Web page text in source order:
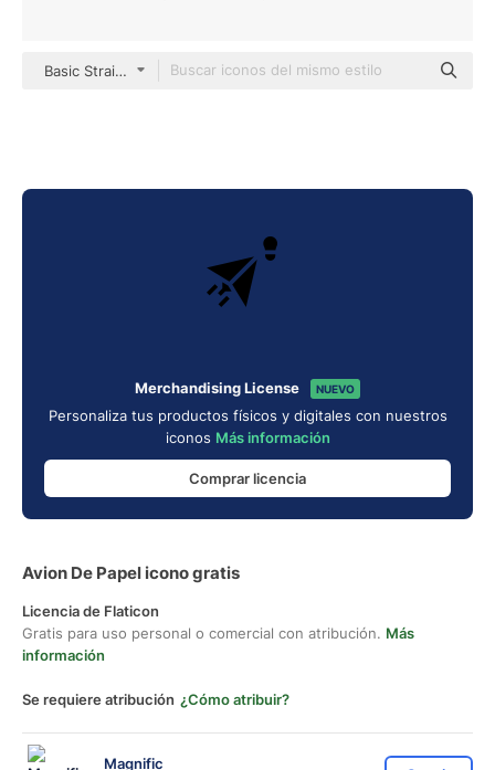
Basic Straight Filled
Merchandising License NUEVO
Personaliza tus productos físicos y digitales con nuestros
iconos Más información
Comprar licencia
Avion De Papel icono gratis
Licencia de Flaticon
Gratis para uso personal o comercial con atribución. Más
información
Se requiere atribución ¿Cómo atribuir?
Magnific